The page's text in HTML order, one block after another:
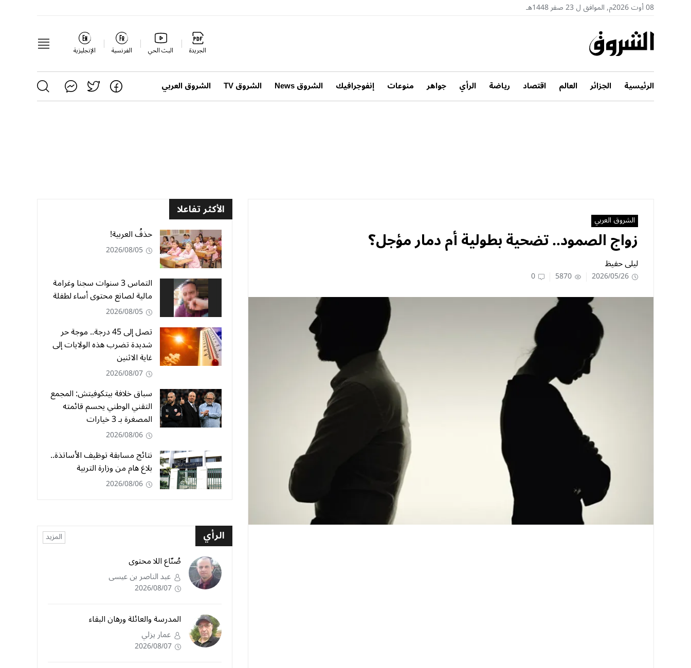
08 أوت 2026م, الموافق ل 23 صفر 1448هـ
الجريدة البث الحي الفرنسية الإنجليزية
الرئيسية الجزائر العالم اقتصاد رياضة الرأي جواهر منوعات إنفوجرافيك الشروق News الشروق TV الشروق العربي
الشروق العربي
زواج الصمود.. تضحية بطولية أم دمار مؤجل؟
ليلى حفيظ
2026/05/26
5870
0
الأكثر تفاعلا
حذفُ العربية!
2026/08/05
التماس 3 سنوات سجنا وغرامة
مالية لصانع محتوى أساء لطفلة
2026/08/05
تصل إلى 45 درجة.. موجة حر
شديدة تضرب هذه الولايات إلى
غاية الاثنين
2026/08/07
سباق خلافة بيتكوفيتش: المجمع
التقني الوطني يحسم قائمته
المصغرة بـ 3 خيارات
2026/08/06
نتائج مسابقة توظيف الأساتذة..
بلاغ هام من وزارة التربية
2026/08/06
الرأي المزيد
صُنّاع اللا محتوى
عبد الناصر بن عيسى
2026/08/07
المدرسة والعائلة ورهان البقاء
عمار يزلي
2026/08/07